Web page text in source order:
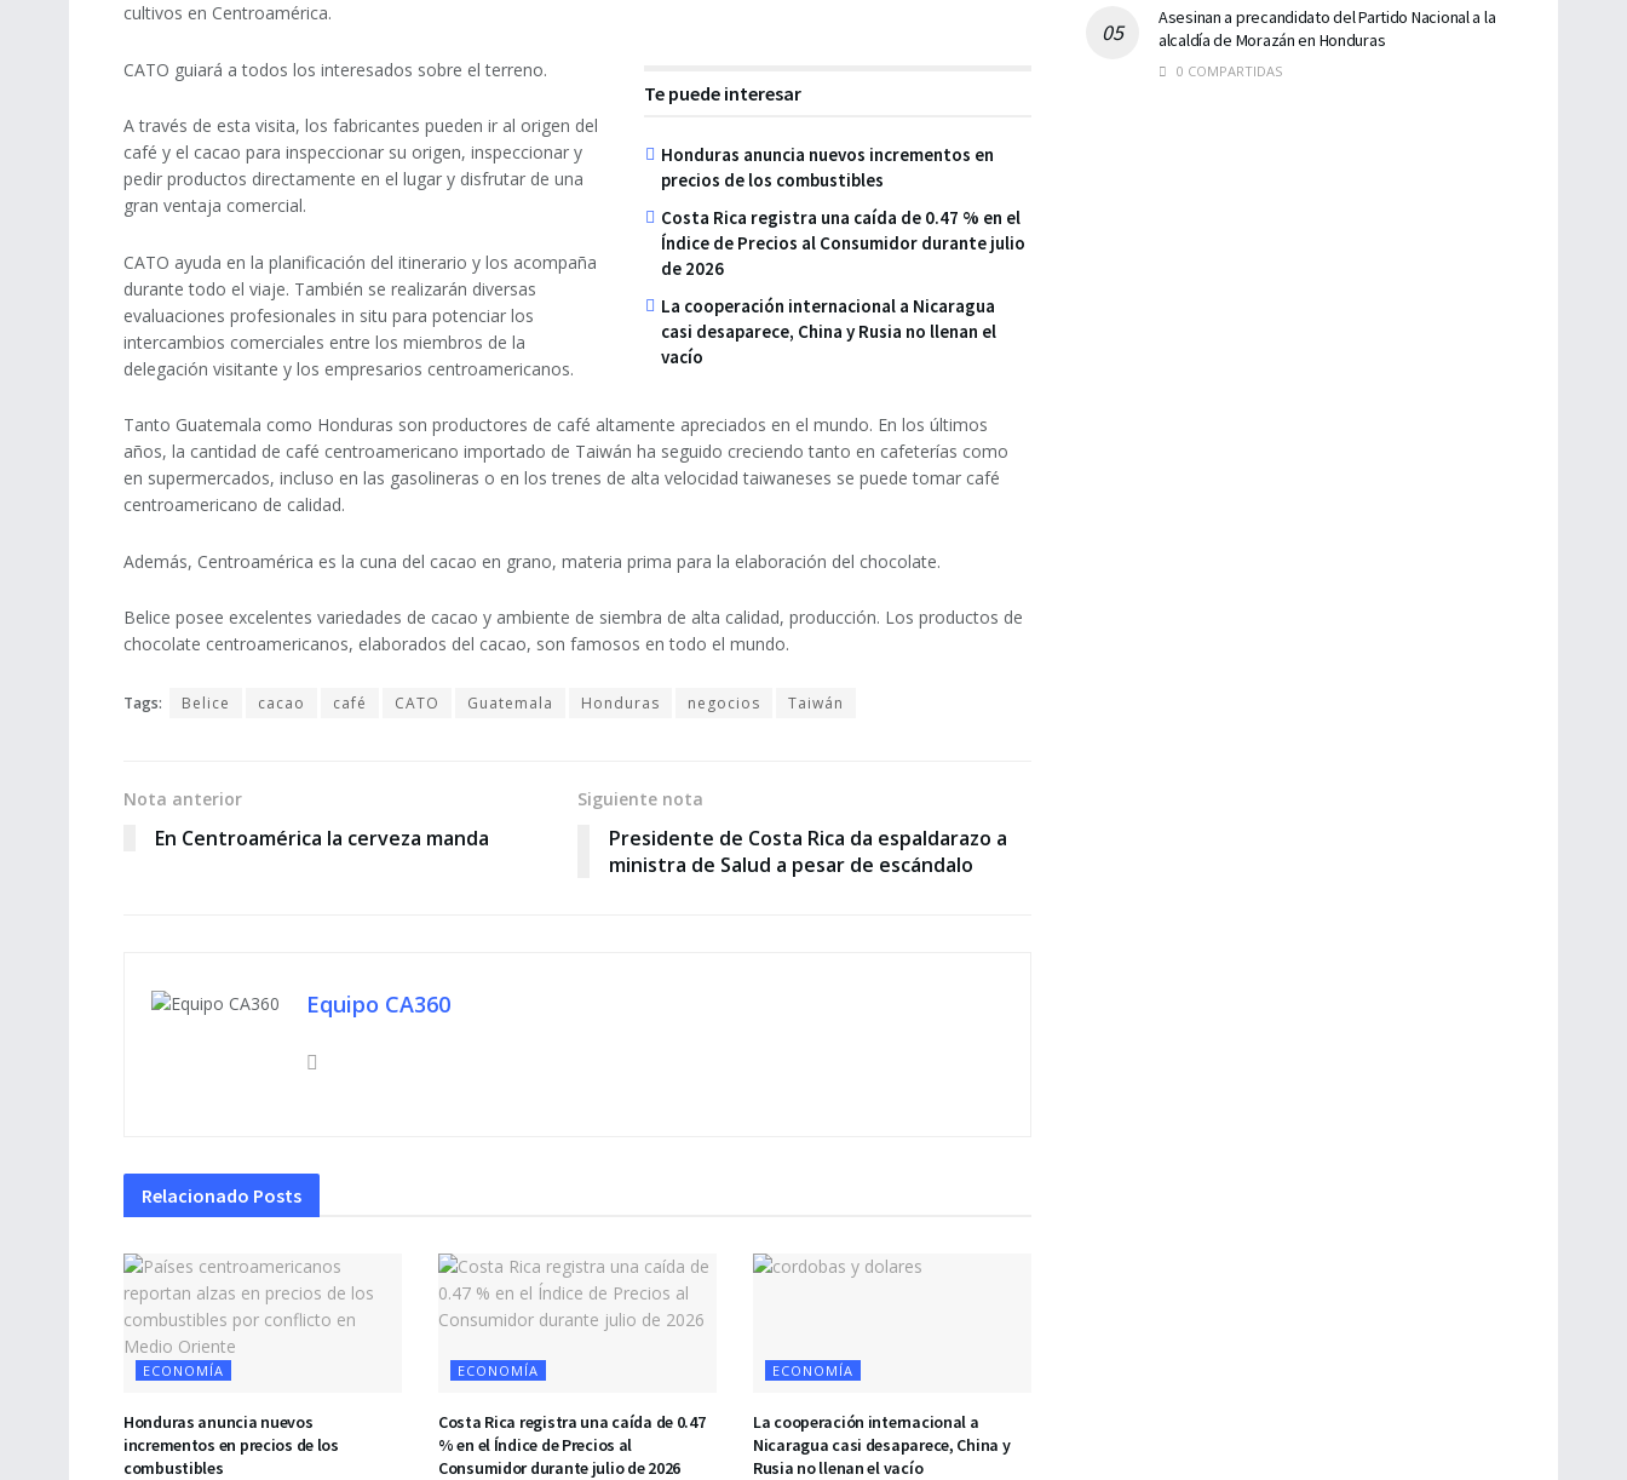
cultivos en Centroamérica.
Te puede interesar
Honduras anuncia nuevos incrementos en
precios de los combustibles
Costa Rica registra una caída de 0.47 % en el
Índice de Precios al Consumidor durante julio
de 2026
La cooperación internacional a Nicaragua
casi desaparece, China y Rusia no llenan el
vacío
CATO guiará a todos los interesados sobre el terreno.​
A través de esta visita, los fabricantes pueden ir al origen del
café y el cacao para inspeccionar su origen, inspeccionar y
pedir productos directamente en el lugar y disfrutar de una
gran ventaja comercial.
CATO ayuda en la planificación del itinerario y los acompaña
durante todo el viaje. También se realizarán diversas
evaluaciones profesionales in situ para potenciar los
intercambios comerciales entre los miembros de la
delegación visitante y los empresarios centroamericanos.
Tanto Guatemala como Honduras son productores de café altamente apreciados en el mundo. En los últimos
años, la cantidad de café centroamericano importado de Taiwán ha seguido creciendo tanto en cafeterías como
en supermercados, incluso en las gasolineras o en los trenes de alta velocidad taiwaneses se puede tomar café
centroamericano de calidad.
Además, Centroamérica es la cuna del cacao en grano, materia prima para la elaboración del chocolate.
Belice posee excelentes variedades de cacao y ambiente de siembra de alta calidad, producción. Los productos de
chocolate centroamericanos, elaborados del cacao, son famosos en todo el mundo.
Tags: Belice cacao café CATO Guatemala Honduras negocios Taiwán
Nota anterior
En Centroamérica la cerveza manda
Siguiente nota
Presidente de Costa Rica da espaldarazo a
ministra de Salud a pesar de escándalo
Equipo CA360
Relacionado Posts
ECONOMÍA
Honduras anuncia nuevos
incrementos en precios de los
combustibles
ECONOMÍA
Costa Rica registra una caída de 0.47
% en el Índice de Precios al
Consumidor durante julio de 2026
ECONOMÍA
La cooperación internacional a
Nicaragua casi desaparece, China y
Rusia no llenan el vacío
Asesinan a precandidato del Partido Nacional a la
alcaldía de Morazán en Honduras
0 COMPARTIDAS